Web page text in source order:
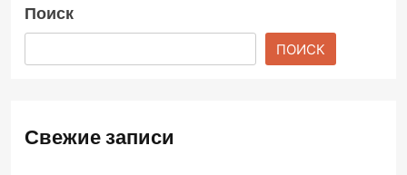
Поиск
ПОИСК
Свежие записи